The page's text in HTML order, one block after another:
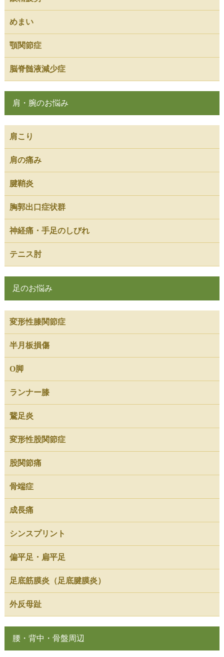
めまい
顎関節症
脳脊髄液減少症
肩・腕のお悩み
肩こり
肩の痛み
腱鞘炎
胸郭出口症状群
神経痛・手足のしびれ
テニス肘
足のお悩み
変形性膝関節症
半月板損傷
O脚
ランナー膝
鵞足炎
変形性股関節症
股関節痛
骨端症
成長痛
シンスプリント
偏平足・扁平足
足底筋膜炎（足底腱膜炎）
外反母趾
腰・背中・骨盤周辺